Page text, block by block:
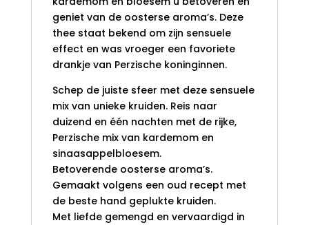
geniet van de oosterse aroma’s. Deze
thee staat bekend om zijn sensuele
effect en was vroeger een favoriete
drankje van Perzische koninginnen.
Schep de juiste sfeer met deze sensuele
mix van unieke kruiden. Reis naar
duizend en één nachten met de rijke,
Perzische mix van kardemom en
sinaasappelbloesem.
Betoverende oosterse aroma’s.
Gemaakt volgens een oud recept met
de beste hand geplukte kruiden.
Met liefde gemengd en vervaardigd in